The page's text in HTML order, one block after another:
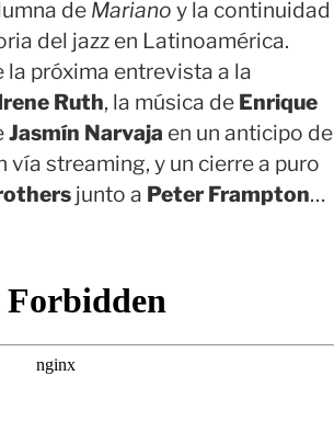
de Mariano y la continuidad
del jazz en Latinoamérica.
la próxima entrevista a la
Ruth, la música de Enrique
Jasmín Narvaja en un anticipo de
vía streaming, y un cierre a puro
junto a Peter Frampton…